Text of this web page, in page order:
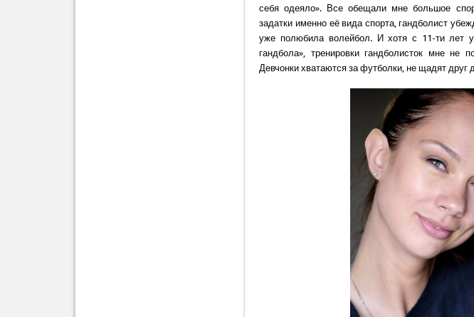
себя одеяло». Все обещали мне большое
задатки именно её вида спорта, гандболист
уже полюбила волейбол. И хотя с 11-ти лет
гандбола», тренировки гандболисток мне не
Девчонки хватаются за футболки, не щадят